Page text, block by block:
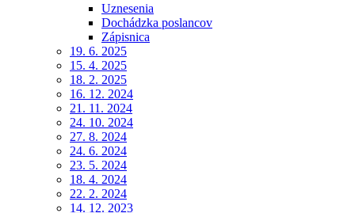
Uznesenia
Dochádzka poslancov
Zápisnica
19. 6. 2025
15. 4. 2025
18. 2. 2025
16. 12. 2024
21. 11. 2024
24. 10. 2024
27. 8. 2024
24. 6. 2024
23. 5. 2024
18. 4. 2024
22. 2. 2024
14. 12. 2023